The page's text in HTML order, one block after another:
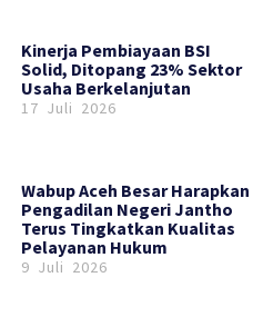
Kinerja Pembiayaan BSI
Solid, Ditopang 23% Sektor
Usaha Berkelanjutan
17 Juli 2026
Wabup Aceh Besar Harapkan
Pengadilan Negeri Jantho
Terus Tingkatkan Kualitas
Pelayanan Hukum
9 Juli 2026